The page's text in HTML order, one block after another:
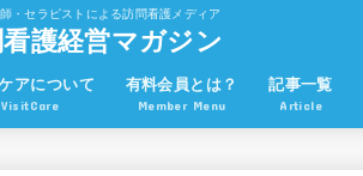
・セラピストによる訪問看護メディア
護経営マガジン
アについて
VisitCare
有料会員とは？
Member Menu
記事一覧
Article